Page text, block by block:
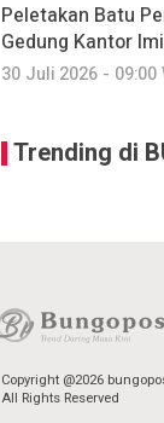
Peletakan Batu
Gedung Kantor
30 Juli 2026 - 09:00
Trending di
Copyright @2026
All Rights Reserved